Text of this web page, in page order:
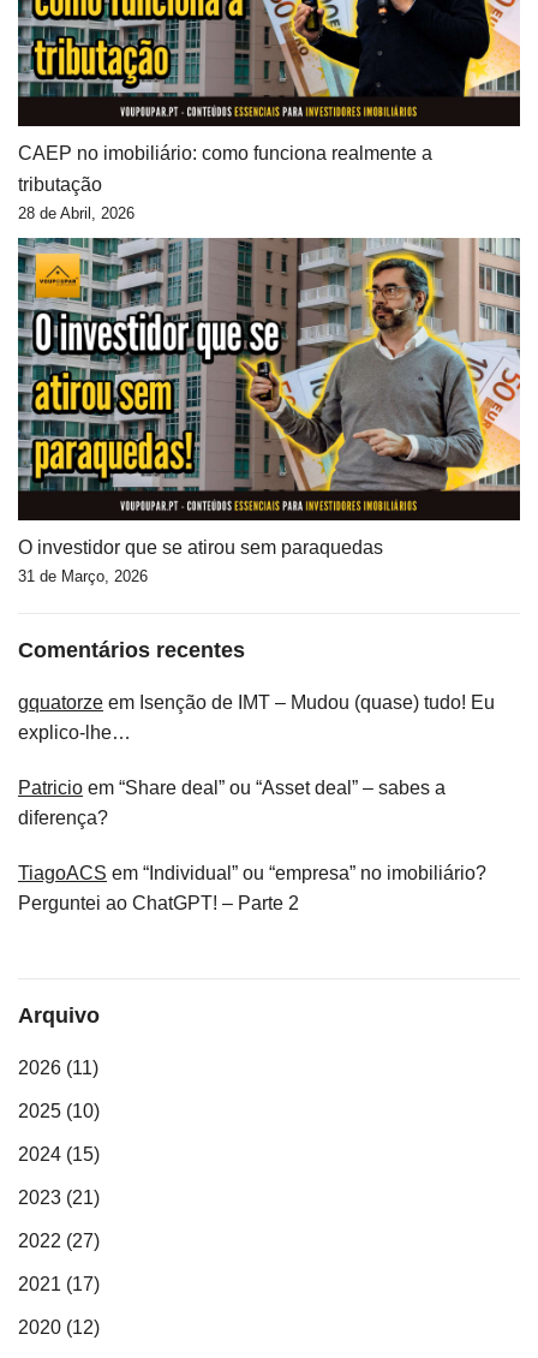
CAEP no imobiliário: como funciona realmente a
tributação
28 de Abril, 2026
O investidor que se atirou sem paraquedas
31 de Março, 2026
Comentários recentes
gquatorze em Isenção de IMT – Mudou (quase) tudo! Eu
explico-lhe…
Patricio em “Share deal” ou “Asset deal” – sabes a
diferença?
TiagoACS em “Individual” ou “empresa” no imobiliário?
Perguntei ao ChatGPT! – Parte 2
Arquivo
2026 (11)
2025 (10)
2024 (15)
2023 (21)
2022 (27)
2021 (17)
2020 (12)